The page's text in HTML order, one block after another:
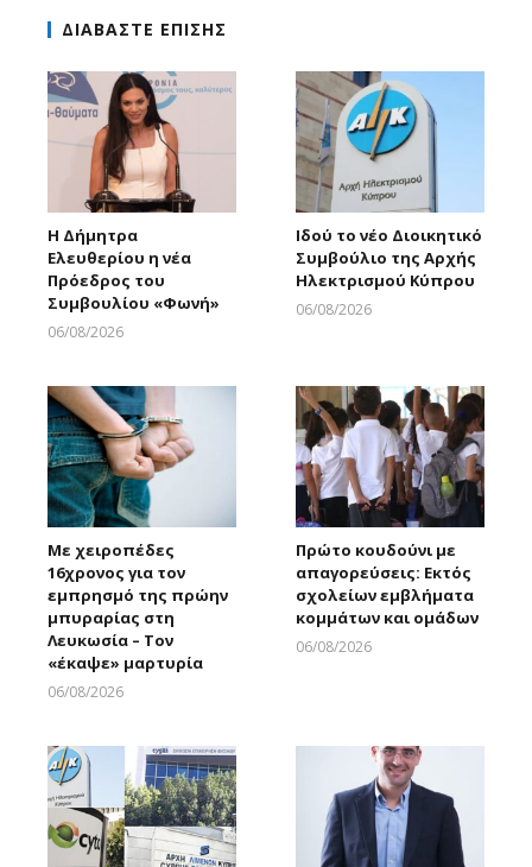
ΔΙΑΒΑΣΤΕ ΕΠΙΣΗΣ
Η Δήμητρα
Ελευθερίου η νέα
Πρόεδρος του
Συμβουλίου «Φωνή»
06/08/2026
Ιδού το νέο Διοικητικό
Συμβούλιο της Αρχής
Ηλεκτρισμού Κύπρου
06/08/2026
Με χειροπέδες
16χρονος για τον
εμπρησμό της πρώην
μπυραρίας στη
Λευκωσία – Τον
«έκαψε» μαρτυρία
06/08/2026
Πρώτο κουδούνι με
απαγορεύσεις: Εκτός
σχολείων εμβλήματα
κομμάτων και ομάδων
06/08/2026